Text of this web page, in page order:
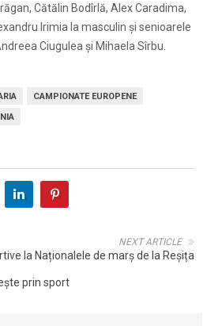
Cătălin Bodîrlă, Alex Caradima,
Irimia la masculin şi senioarele
Ciugulea şi Mihaela Sîrbu.
CAMPIONATE EUROPENE
NEXT ARTICLE
la Naționalele de marș de la Reșița
prin sport